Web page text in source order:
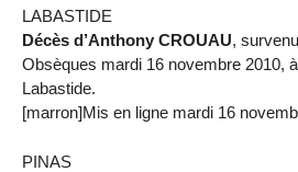
LABASTIDE
Décès d’Anthony CROUAU,
Obsèques mardi 16 novembre 2010,
Labastide.
[marron]Mis en ligne mardi 16
PINAS